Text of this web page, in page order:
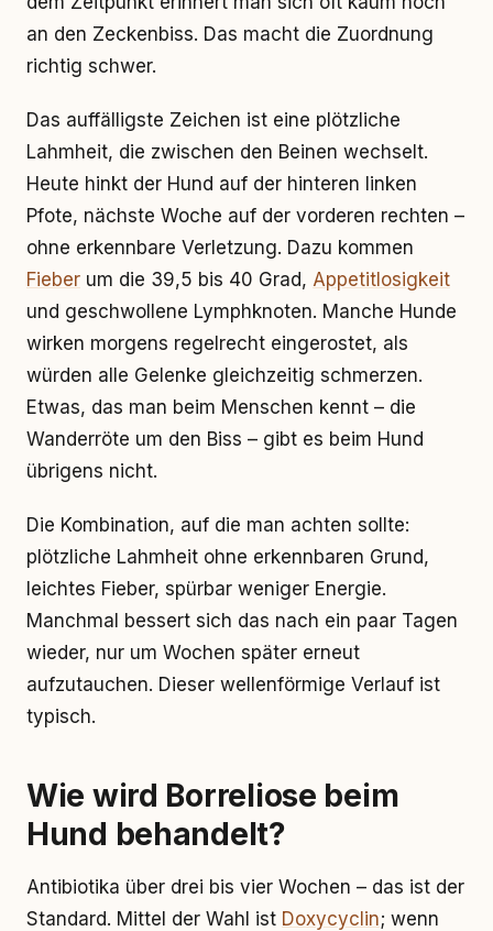
an den Zeckenbiss. Das macht die Zuordnung
richtig schwer.
Das auffälligste Zeichen ist eine plötzliche
Lahmheit, die zwischen den Beinen wechselt.
Heute hinkt der Hund auf der hinteren linken
Pfote, nächste Woche auf der vorderen rechten –
ohne erkennbare Verletzung. Dazu kommen
Fieber um die 39,5 bis 40 Grad, Appetitlosigkeit
und geschwollene Lymphknoten. Manche Hunde
wirken morgens regelrecht eingerostet, als
würden alle Gelenke gleichzeitig schmerzen.
Etwas, das man beim Menschen kennt – die
Wanderröte um den Biss – gibt es beim Hund
übrigens nicht.
Die Kombination, auf die man achten sollte:
plötzliche Lahmheit ohne erkennbaren Grund,
leichtes Fieber, spürbar weniger Energie.
Manchmal bessert sich das nach ein paar Tagen
wieder, nur um Wochen später erneut
aufzutauchen. Dieser wellenförmige Verlauf ist
typisch.
Wie wird Borreliose beim
Hund behandelt?
Antibiotika über drei bis vier Wochen – das ist der
Standard. Mittel der Wahl ist Doxycyclin; wenn